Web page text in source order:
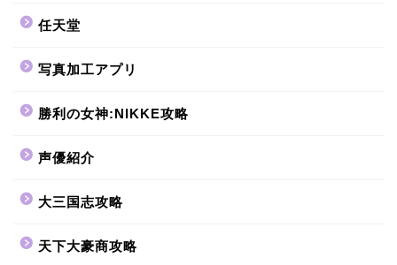
任天堂
写真加工アプリ
勝利の女神:NIKKE攻略
声優紹介
大三国志攻略
天下大豪商攻略